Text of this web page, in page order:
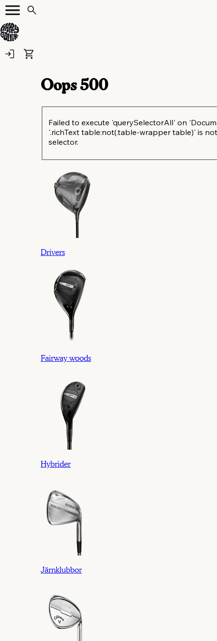
Oops500
Failed to execute 'querySelectorAll' on
'.richText table:not(.table-wrapper table)' is
selector.
Drivers
Fairway woods
Hybrider
Järnklubbor